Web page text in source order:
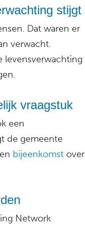
stijgt
Dat waren er
verwacht.
levensverwachting
vraagstuk
een
de gemeente
bijeenkomst over
Network